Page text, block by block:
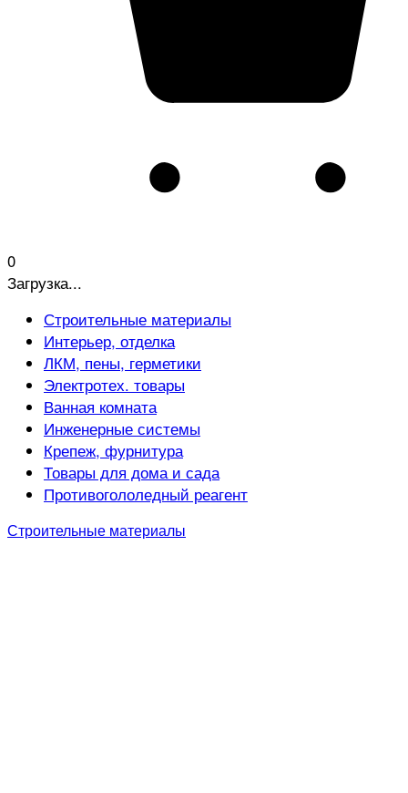
0
Загрузка...
Строительные материалы
Интерьер, отделка
ЛКМ, пены, герметики
Электротех. товары
Ванная комната
Инженерные системы
Крепеж, фурнитура
Товары для дома и сада
Противогололедный реагент
Строительные материалы